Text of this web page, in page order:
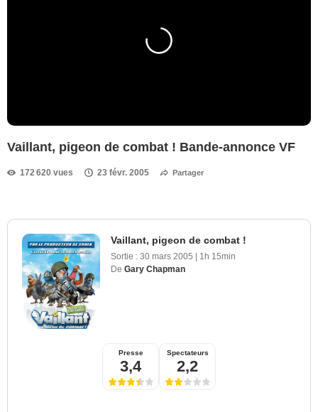
Vaillant, pigeon de combat ! Bande-annonce VF
172 620 vues 23 févr. 2005 Partager
Vaillant, pigeon de combat !
Sortie : 30 mars 2005 | 1h 15min
De Gary Chapman
Presse
3,4
Spectateurs
2,2